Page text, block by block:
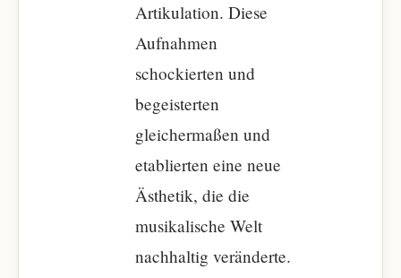
Artikulation. Diese
Aufnahmen
schockierten und
begeisterten
gleichermaßen und
etablierten eine neue
Ästhetik, die die
musikalische Welt
nachhaltig veränderte.